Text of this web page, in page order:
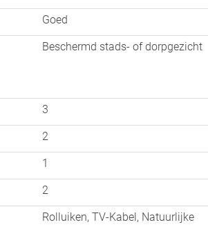
winkels, horecagelegenheden en het
of in de nabijgelegen
Goed
Beschermd stads- of dorpgezicht
3
2
1
2
Rolluiken, TV-Kabel, Natuurlijke